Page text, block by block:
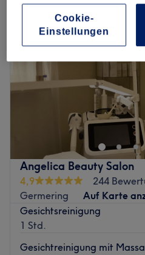
Angelica Beauty Salon
4,9
244
Germering
Auf Karte
Gesichtsreinigung
1 Std.
Gesichtreinigung mit
Cookie-
Einstellungen